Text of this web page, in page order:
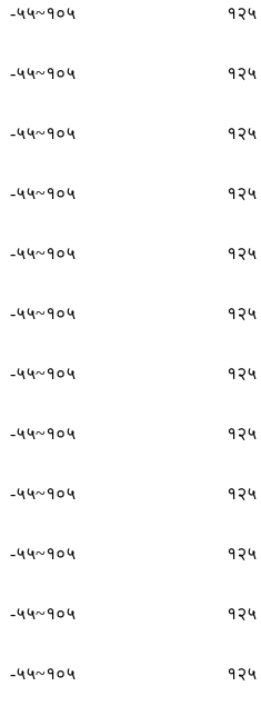
-५५~१०५ १२५
-५५~१०५ १२५
-५५~१०५ १२५
-५५~१०५ १२५
-५५~१०५ १२५
-५५~१०५ १२५
-५५~१०५ १२५
-५५~१०५ १२५
-५५~१०५ १२५
-५५~१०५ १२५
-५५~१०५ १२५
-५५~१०५ १२५